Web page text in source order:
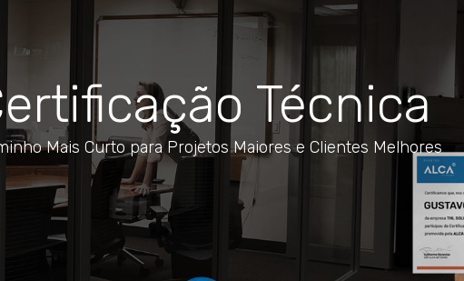
Técnica
Mais Curto para Projetos Maiores e Clientes Melhores